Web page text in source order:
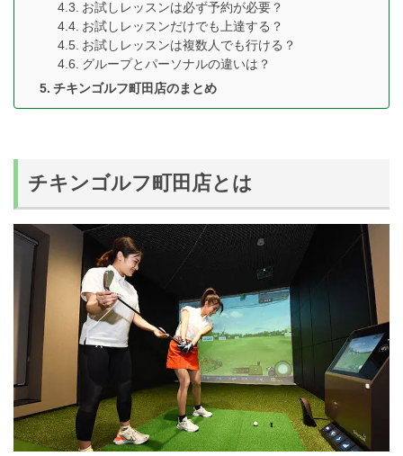
お試しレッスンは必ず予約が必要？
お試しレッスンだけでも上達する？
お試しレッスンは複数人でも行ける？
グループとパーソナルの違いは？
チキンゴルフ町田店のまとめ
チキンゴルフ町田店とは